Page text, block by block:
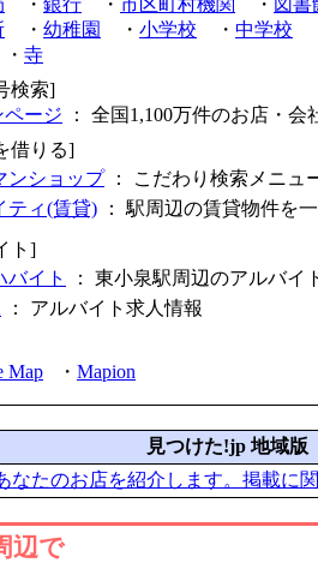
・ 銀行 ・ 市区町村機関 ・ 図書
・ 幼稚園 ・ 小学校 ・ 中学校
寺
検索]
ページ ： 全国1,100万件のお店・
借りる]
ンショップ： こだわり検索メニュ
ティ(賃貸) ： 駅周辺の賃貸物件を
ト]
バイト
： 東小泉駅周辺のアルバイ
： アルバイト求人情報
Map ・ Mapion
見つけた!jp 地域版
なたのお店を紹介します。掲載に
辺で